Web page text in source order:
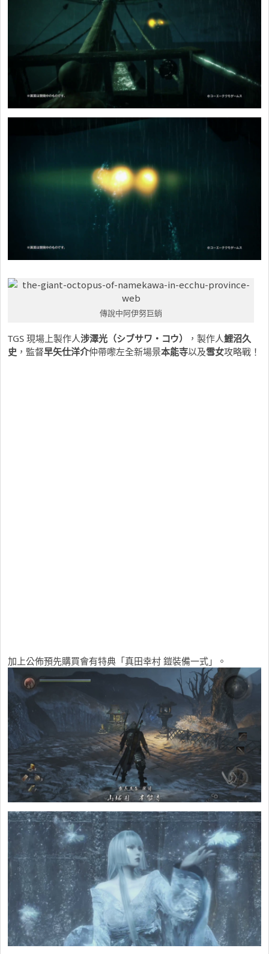
傳說中阿伊努巨蛸
TGS 現場上製作人涉澤光（シブサワ・コウ） ，製作人鯉沼久
史 ，監督早矢仕洋介仲帶嚟左全新場景本能寺以及雪女攻略戰！
加上公佈預先購買會有特典「真田幸村 鎧裝備一式」。